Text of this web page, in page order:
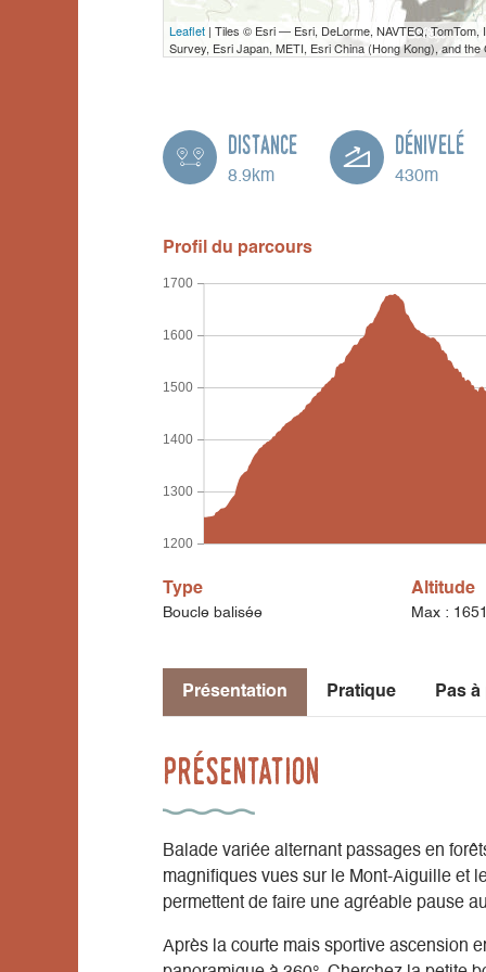
Leaflet | Tiles © Esri — Esri, DeLorme, NAVTEQ,
Survey, Esri Japan, METI, Esri China (Hong Kong), and
Distance
8.9km
Dénivelé
430m
Profil du parcours
1200
1300
1400
1500
1600
1700
Type
Boucle balisée
Altitude
Max :
Présentation Pratique Pas à
Présentation
Balade variée alternant passages en
magnifiques vues sur le Mont-Aiguille et
permettent de faire une agréable pause
Après la courte mais sportive ascension